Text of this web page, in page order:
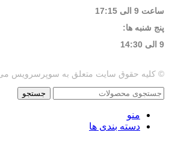
ساعت 9 الی 17:15
پنج شنبه ها:
9 الی 14:30
© کلیه حقوق سایت متعلق به سوپرسرویس می
جستجو
منو
دسته بندی ها